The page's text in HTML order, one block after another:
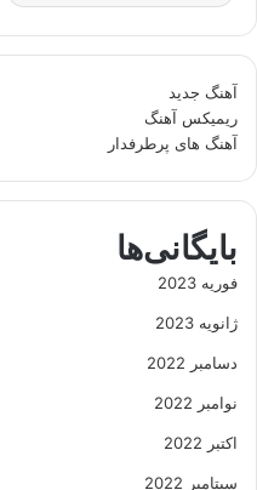
آهنگ جدید
ریمیکس آهنگ
آهنگ های پرطرفدار
بایگانی‌ها
فوریه 2023
ژانویه 2023
دسامبر 2022
نوامبر 2022
اکتبر 2022
سپتامبر 2022